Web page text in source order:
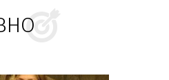
"хвана" опит
санкциите с